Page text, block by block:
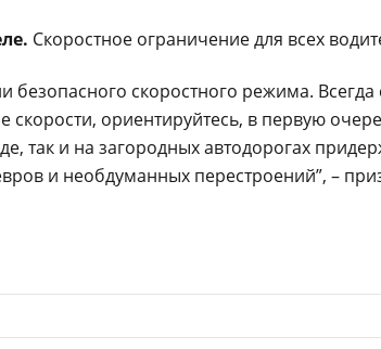
Скоростное ограничение для всех
скоростного режима. Всегда
ориентируйтесь, в первую
так и на загородных автодорогах
и необдуманных перестроений”, –